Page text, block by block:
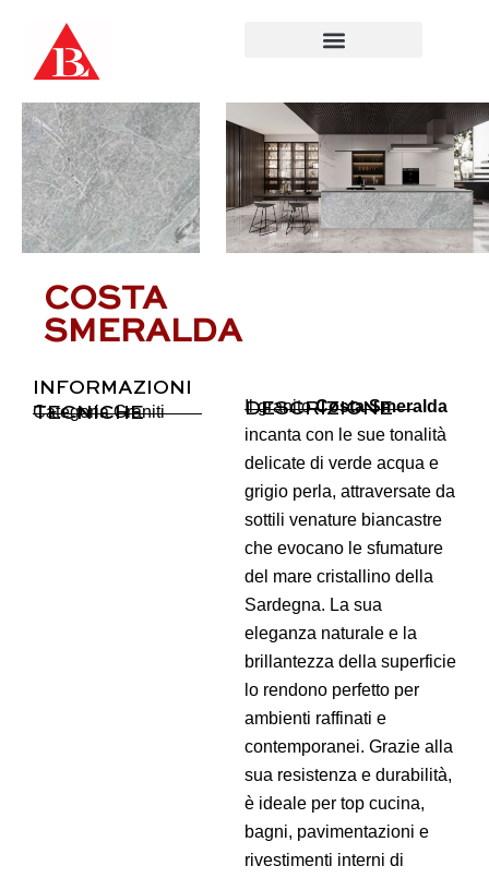
contenuto
COSTA
SMERALDA
INFORMAZIONI
TECNICHE
Categoria Graniti DESCRIZIONE
Il granitoCosta Smeralda
incanta con le sue tonalità
delicate di verde acqua e
grigio perla, attraversate da
sottili venature biancastre
che evocano le sfumature
del mare cristallino della
Sardegna. La sua
eleganza naturale e la
brillantezza della superficie
lo rendono perfetto per
ambienti raffinati e
contemporanei. Grazie alla
sua resistenza e durabilità,
è ideale per top cucina,
bagni, pavimentazioni e
rivestimenti interni di